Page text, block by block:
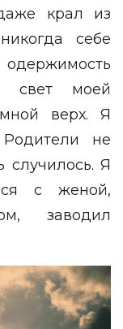
крал из
себе
свет моей
верх. Я
не
случилось. Я
с женой,
заводил